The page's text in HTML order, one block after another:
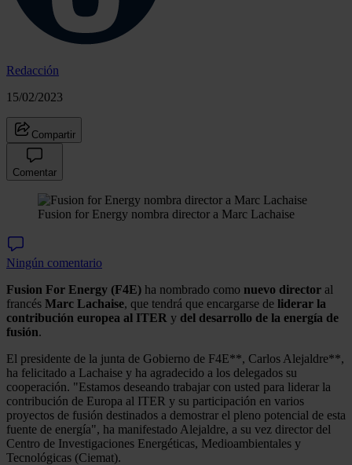
Redacción
15/02/2023
Compartir
Comentar
Fusion for Energy nombra director a Marc Lachaise
Ningún comentario
Fusion For Energy (F4E) ha nombrado como nuevo director al
francés Marc Lachaise, que tendrá que encargarse de liderar la
contribución europea al ITER y del desarrollo de la energía de
fusión.
El presidente de la junta de Gobierno de F4E**, Carlos Alejaldre**,
ha felicitado a Lachaise y ha agradecido a los delegados su
cooperación. "Estamos deseando trabajar con usted para liderar la
contribución de Europa al ITER y su participación en varios
proyectos de fusión destinados a demostrar el pleno potencial de esta
fuente de energía", ha manifestado Alejaldre, a su vez director del
Centro de Investigaciones Energéticas, Medioambientales y
Tecnológicas (Ciemat).